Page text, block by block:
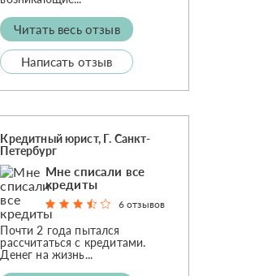
Читать весь отзыв
Написать отзыв
Кредитный юрист, Г. Санкт-
Петербург
Мне списали все
кредиты
6 отзывов
Почти 2 года пытался
рассчитаться с кредитами.
Денег на жизнь...